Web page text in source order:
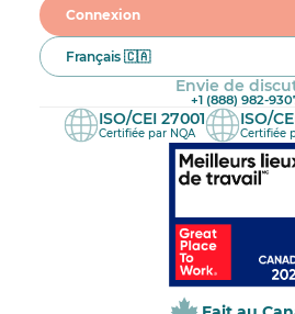
Connexion
Français 🇨🇦
Envie de
+1 (888) 982-
ISO/CEI 27001
Certifiée par NQA
ISO/
Certifiée